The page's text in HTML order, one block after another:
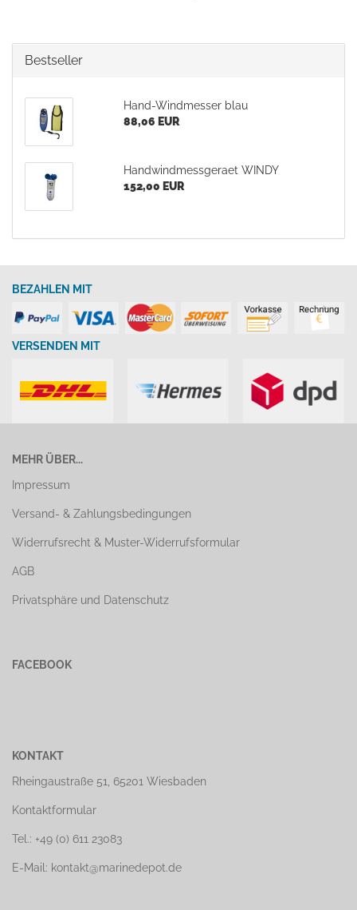
Bestseller
Hand-Windmesser blau
88,06 EUR
Handwindmessgeraet WINDY
152,00 EUR
BEZAHLEN MIT
VERSENDEN MIT
MEHR ÜBER...
Impressum
Versand- & Zahlungsbedingungen
Widerrufsrecht & Muster-Widerrufsformular
AGB
Privatsphäre und Datenschutz
FACEBOOK
KONTAKT
Rheingaustraße 51, 65201 Wiesbaden
Kontaktformular
Tel.: +49 (0) 611 23083
E-Mail: kontakt@marinedepot.de